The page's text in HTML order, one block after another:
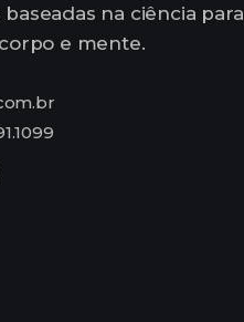
na ciência para
e mente.